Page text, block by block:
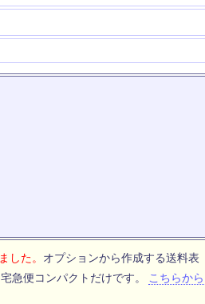
した。 オプションから作成する送料表
急便コンパクトだけです。
こちらから